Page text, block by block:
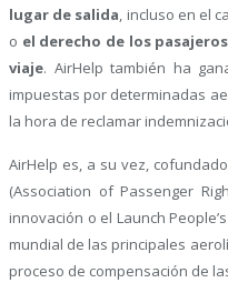
lugar de salida, incluso en el
o el derecho de los
viaje. AirHelp también ha
impuestas por determinadas
la hora de reclamar
AirHelp es, a su vez,
(Association of Passenger
innovación o el Launch
mundial de las principales
proceso de compensación de